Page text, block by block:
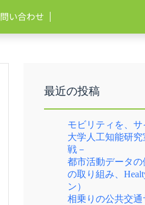
問い合わせ
最近の投稿
モビリティを、
大学人工知能研
戦－
都市活動データ
の取り組み、
ン）
相乗りの公共交通